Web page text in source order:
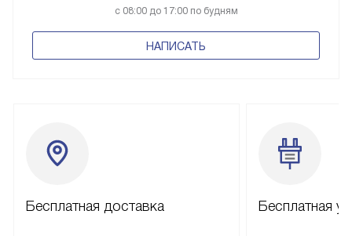
с 08:00 до 17:00 по будням
НАПИСАТЬ
Бесплатная доставка Бесплатная